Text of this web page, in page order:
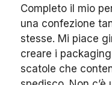
Completo il mio
una confezione
stesse. Mi piace
creare i
scatole che